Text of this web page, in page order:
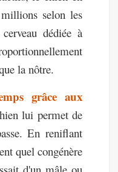
selon les
dédiée à
la nôtre.
grâce aux
lui permet de
En reniflant
quel congénère